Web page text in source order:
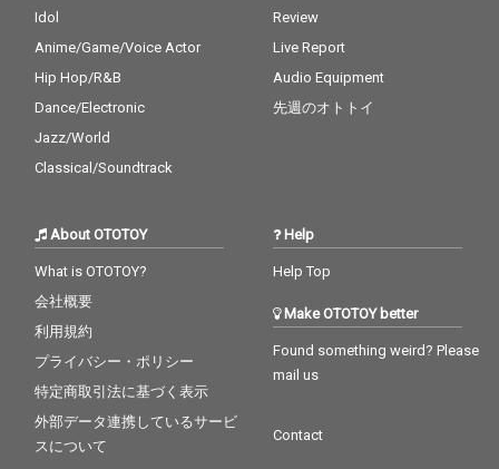
Idol
Anime/Game/Voice Actor
Hip Hop/R&B
Dance/Electronic
Jazz/World
Classical/Soundtrack
Review
Live Report
Audio Equipment
先週のオトトイ
About OTOTOY
What is OTOTOY?
会社概要
利用規約
プライバシー・ポリシー
特定商取引法に基づく表示
外部データ連携しているサービ
スについて
Help
Help Top
Make OTOTOY better
Found something weird? Please
mail us
Contact